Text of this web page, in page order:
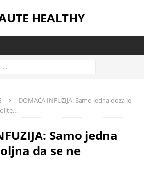
HEALTHY
DOMAĆA INFUZIJA: Samo jedna doza je
Samo jedna
da se ne